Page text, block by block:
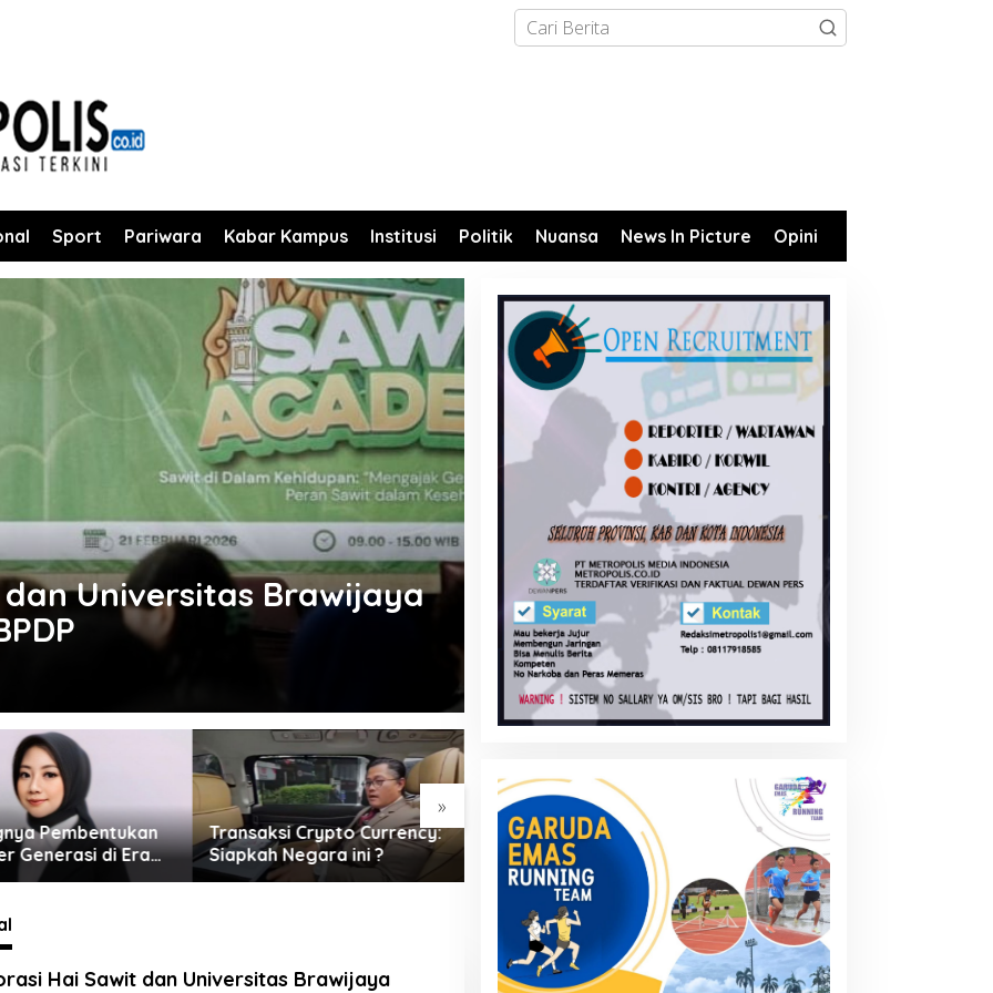
Sport Pariwara Kabar Kampus Institusi Politik Nuansa News In Picture Opini
Universitas Brawijaya
»
Crypto Currency:
Negara ini ?
Kemandirian Tanggamus
dan Hilirisasi
Guratan Asa, ‘Sabak
dimata’ tak bisa
disembunyikan..
Ketika Korban Genosida
Mengulurkan Tangan untuk
Aceh
Hai Sawit dan Universitas Brawijaya